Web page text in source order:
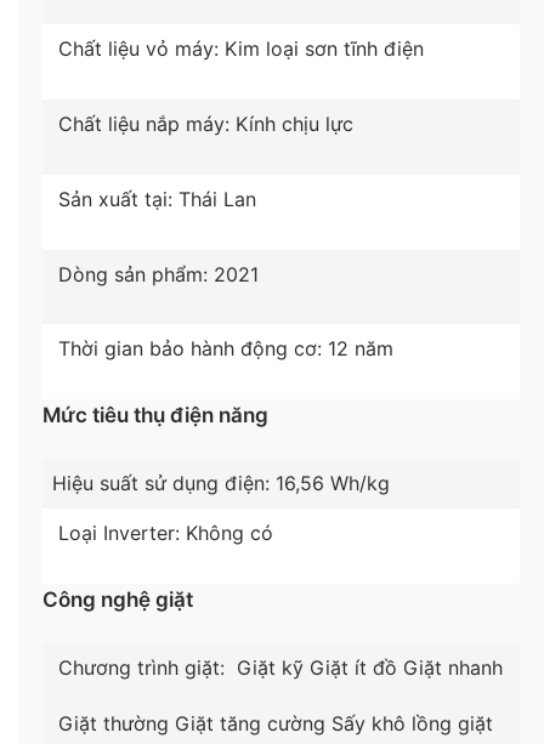
Máy giặt Casper WT-85N68BGA với thiết kế 6 cánh
áo đều và mạnh mẽ, kết hợp với hệ thống 3 luồng
đầu, tăng cường hiệu quả giặt giũ
Bề mặt của máy giặt Casper được thiết kế đặc biệt
phun nước giúp quá trình chà xát và giũ quần áo
Chất liệu vỏ máy: Kim loại sơn tĩnh điện
Chất liệu nắp máy: Kính chịu lực
Sản xuất tại: Thái Lan
Dòng sản phẩm: 2021
Thời gian bảo hành động cơ: 12 năm
Mức tiêu thụ điện năng
Hiệu suất sử dụng điện: 16,56 Wh/kg
Loại Inverter: Không có
Công nghệ giặt
Chương trình giặt: Giặt kỹ Giặt ít đồ Giặt nhanh
Giặt thường Giặt tăng cường Sấy khô lồng giặt